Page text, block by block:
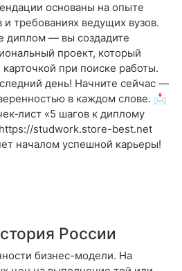
основаны на опыте
требованиях ведущих вузов.
диплом — вы создадите
проект, который
при поиске работы.
день! Начните сейчас —
в каждом слове. 📩
«5 шагов к диплому
studwork.store-best.net
началом успешной карьеры!
России
бизнес-модели. На